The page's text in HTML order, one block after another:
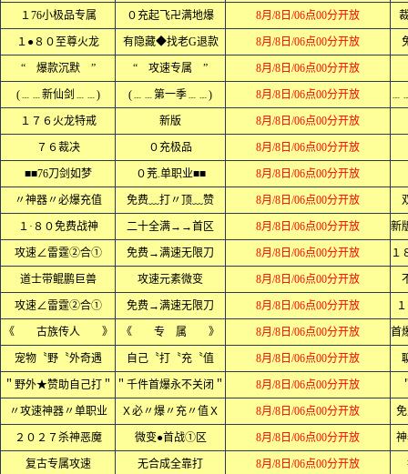
１76小极品专属 ０充起飞卍满地爆 8月/8日/06点00分开放
１●８０至尊火龙 有隐藏◆找老G退款 8月/8日/06点00分开放
“ 爆款沉默 ” “ 攻速专属 ” 8月/8日/06点00分开放
(﹍﹍新仙剑﹍﹍) (﹍﹍第一季﹍﹍) 8月/8日/06点00分开放
１７６火龙特戒 新版 8月/8日/06点00分开放
７６裁决 ０充极品 8月/8日/06点00分开放
■■76刀剑如梦 ０茺.单职业■■ 8月/8日/06点00分开放
〃神器〃必爆充值 免费﹏打〃顶﹏赞 8月/8日/06点00分开放
１·８０免费战神 二十全满→→首区 8月/8日/06点00分开放
攻速∠雷霆②合① 免费→满速无限刀 8月/8日/06点00分开放
道士带鲲鹏巨兽 攻速元素微变 8月/8日/06点00分开放
攻速∠雷霆②合① 免费→满速无限刀 8月/8日/06点00分开放
《 古族传人 》 《 专 属 》 8月/8日/06点00分开放
宠物〝野〝外奇遇 自己〝打〝充〝值 8月/8日/06点00分开放
＂野外★赞助自己打＂ ＂千件首爆永不关闭＂ 8月/8日/06点00分开放
〃攻速神器〃单职业 Ｘ必〃爆〃充〃值Ｘ 8月/8日/06点00分开放
２０２７杀神恶魔 微变●首战①区 8月/8日/06点00分开放
复古专属攻速 无合成全靠打 8月/8日/06点00分开放